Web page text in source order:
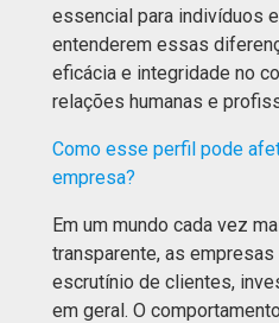
essencial para indivíduos
entenderem essas
eficácia e integridade no
relações humanas e
Como esse perfil pode
empresa?
Em um mundo cada vez
transparente, as
escrutínio de clientes,
em geral. O